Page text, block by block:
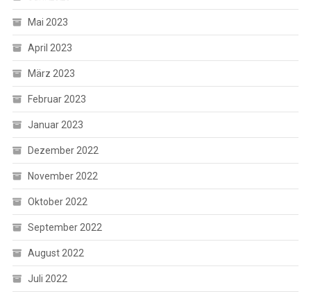
Mai 2023
April 2023
März 2023
Februar 2023
Januar 2023
Dezember 2022
November 2022
Oktober 2022
September 2022
August 2022
Juli 2022